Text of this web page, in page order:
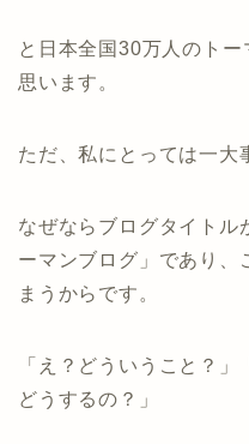
と日本全国30万人のト
思います。
ただ、私にとっては一大
なぜならブログタイトル
ーマンブログ」であり、
まうからです。
「え？どういうこと？
どうするの？」